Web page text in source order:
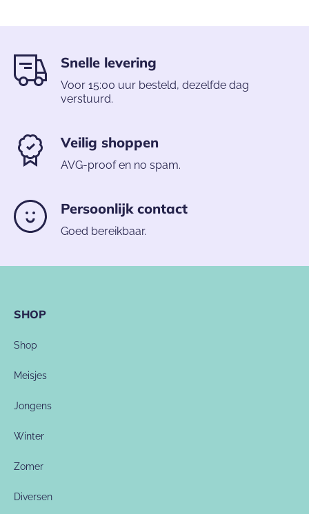
Snelle levering
Voor 15:00 uur besteld, dezelfde dag
verstuurd.
Veilig shoppen
AVG-proof en no spam.
Persoonlijk contact
Goed bereikbaar.
SHOP
Shop
Meisjes
Jongens
Winter
Zomer
Diversen